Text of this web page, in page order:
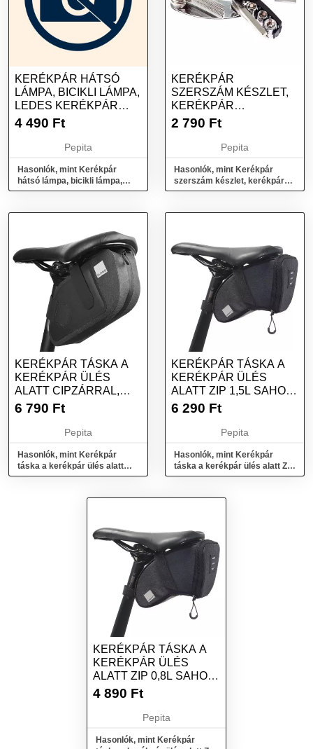
KERÉKPÁR HÁTSÓ
LÁMPA, BICIKLI LÁMPA,
LEDES KERÉKPÁR
LÁMPA - KÖR
4 490 Ft
Pepita
Hasonlók, mint Kerékpár
hátsó lámpa, bicikli lámpa,
ledes kerékpár lámpa - Kör
KERÉKPÁR
SZERSZÁM KÉSZLET,
KERÉKPÁR
SZERSZÁM, BICIKLI
2 790 Ft
Pepita
Hasonlók, mint Kerékpár
szerszám készlet, kerékpár
szerszám, bicikli szerszám
KERÉKPÁR TÁSKA A
KERÉKPÁR ÜLÉS
ALATT CIPZÁRRAL,
VÍZÁLLÓ 0,8L SAHO...
6 790 Ft
Pepita
Hasonlók, mint Kerékpár
táska a kerékpár ülés alatt
cipzárral, vízálló 0,8l Saho...
KERÉKPÁR TÁSKA A
KERÉKPÁR ÜLÉS
ALATT ZIP 1,5L SAHOO
131470L-SA-VAL
6 290 Ft
Pepita
Hasonlók, mint Kerékpár
táska a kerékpár ülés alatt ZIP
1,5L Sahoo 131470L-SA-val
KERÉKPÁR TÁSKA A
KERÉKPÁR ÜLÉS
ALATT ZIP 0,8L SAHOO
131470S-SA-VAL
4 890 Ft
Pepita
Hasonlók, mint Kerékpár